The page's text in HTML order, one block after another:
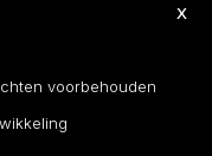
X
voorbehouden